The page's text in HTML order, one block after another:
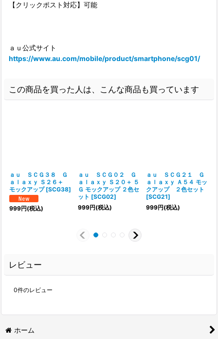
【クリックポスト対応】可能
ａｕ公式サイト
https://www.au.com/mobile/product/smartphone/scg01/
この商品を買った人は、こんな商品も買っています
ａｕ ＳＣＧ３８ Ｇ
ａｌａｘｙ Ｓ２６＋
モックアップ [SCG38]
999円(税込)
ａｕ ＳＣＧ０２ Ｇ
ａｌａｘｙ Ｓ２０＋ ５
Ｇ モックアップ ２色セ
ット [SCG02]
999円(税込)
ａｕ ＳＣＧ２１ Ｇ
ａｌａｘｙ Ａ５４ モッ
クアップ ２色セット
[SCG21]
999円(税込)
レビュー
0件のレビュー
ホーム